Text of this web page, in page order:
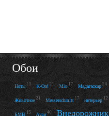
Обои
Ноты 15 K-On! 21 Mio 17 Мадагаскар 24
Животное 21 Messerschmitt 17 интерьер 12
БМВ 15 Ауди 40 Внедорожник